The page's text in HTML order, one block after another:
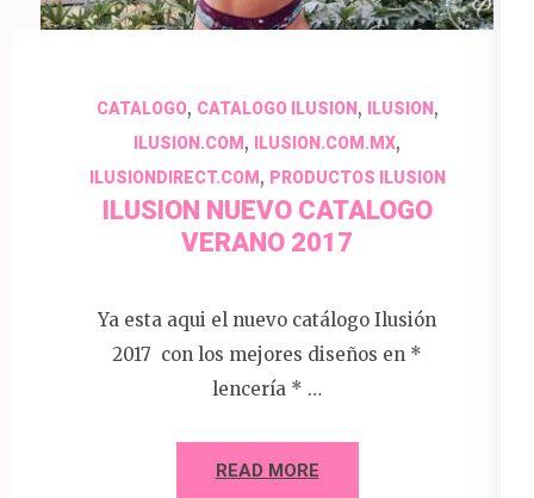
CATALOGO, CATALOGO ILUSION, ILUSION,
ILUSION.COM, ILUSION.COM.MX,
ILUSIONDIRECT.COM, PRODUCTOS ILUSION
ILUSION NUEVO CATALOGO
VERANO 2017
Ya esta aqui el nuevo catálogo Ilusión
2017 con los mejores diseños en *
lencería * …
READ MORE